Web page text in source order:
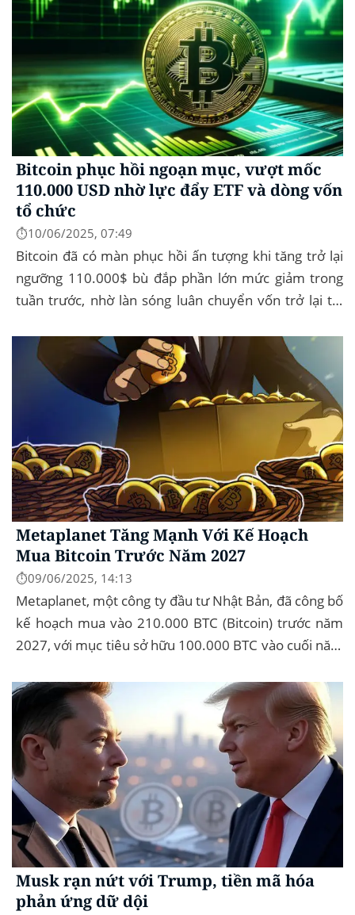
Bitcoin phục hồi ngoạn mục, vượt mốc
110.000 USD nhờ lực đẩy ETF và dòng vốn
tổ chức
⏱️10/06/2025, 07:49
Bitcoin đã có màn phục hồi ấn tượng khi tăng trở lại
ngưỡng 110.000$ bù đắp phần lớn mức giảm trong
tuần trước, nhờ làn sóng luân chuyển vốn trở lại thị
Metaplanet Tăng Mạnh Với Kế Hoạch
Mua Bitcoin Trước Năm 2027
⏱️09/06/2025, 14:13
Metaplanet, một công ty đầu tư Nhật Bản, đã công bố
kế hoạch mua vào 210.000 BTC (Bitcoin) trước năm
2027, với mục tiêu sở hữu 100.000 BTC vào cuối năm
Musk rạn nứt với Trump, tiền mã hóa
phản ứng dữ dội